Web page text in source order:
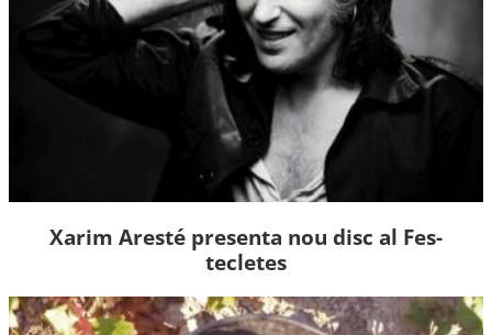
Xarim Aresté presenta nou disc al Fes-
tecletes